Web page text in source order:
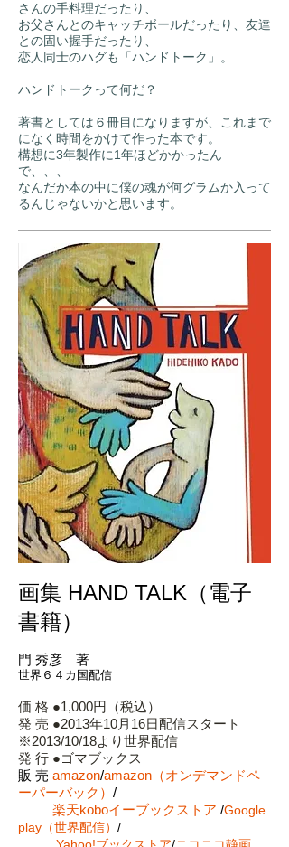
さんの手料理だったり、
お父さんとのキャッチボールだったり、友達
との固い握手だったり、
恋人同士のハグも「ハンドトーク」。
ハンドトークって何だ？
著書としては６冊目になりますが、これまで
になく時間をかけて作った本です。
構想に3年製作に1年ほどかかったん
で、、、
なんだか本の中に僕の魂が何グラムか入って
るんじゃないかと思います。
画集 HAND TALK（電子
書籍）
門 秀彦 著
世界６４カ国配信
価 格 ●1,000円（税込）
発 売 ●2013年10月16日配信スタート
※2013/10/18より世界配信
発 行 ●ゴマブックス
販 売 amazon/amazon（オンデマンドペ
ーパーバック） /
楽天koboイーブックストア /Google
play（世界配信） /